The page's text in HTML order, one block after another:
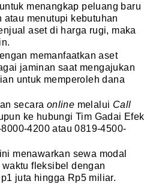
menangkap peluang baru
atau menutupi kebutuhan
aset di harga rugi, maka
memanfaatkan aset
jaminan saat mengajukan
untuk memperoleh dana
secara online melalui Call
ke hubungi Tim Gadai Efek
4200 atau 0819-4500-
menawarkan sewa modal
fleksibel dengan
juta hingga Rp5 miliar.